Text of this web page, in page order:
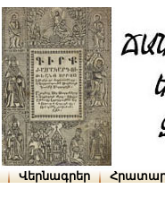
Վերնագրեր